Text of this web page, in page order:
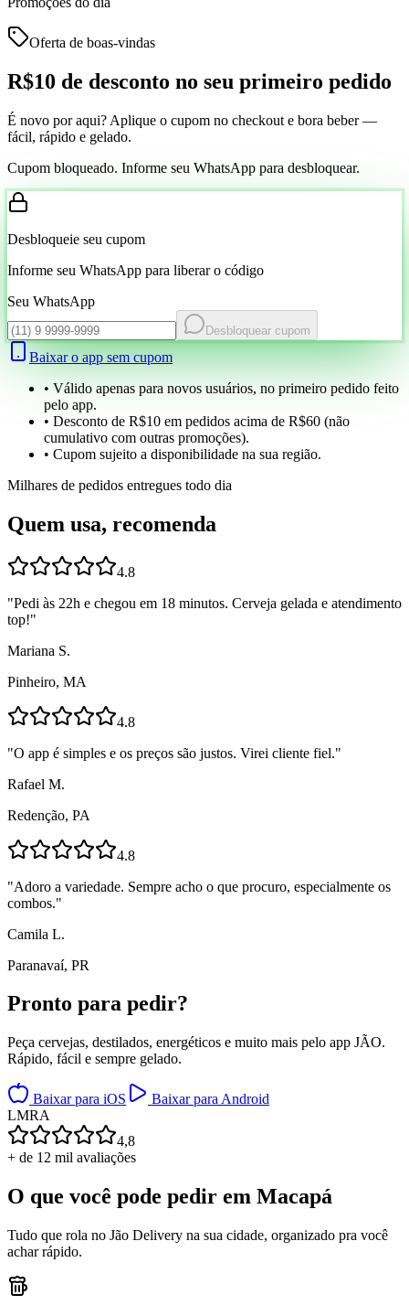
Oferta de boas-vindas
R$10 de desconto no seu primeiro pedido
É novo por aqui? Aplique o cupom no checkout e bora beber —
fácil, rápido e gelado.
Cupom bloqueado. Informe seu WhatsApp para desbloquear.
Desbloqueie seu cupom
Informe seu WhatsApp para liberar o código
Seu WhatsApp
Desbloquear cupom
Baixar o app sem cupom
• Válido apenas para novos usuários, no primeiro pedido feito
pelo app.
• Desconto de R$10 em pedidos acima de R$60 (não
cumulativo com outras promoções).
• Cupom sujeito a disponibilidade na sua região.
Milhares de pedidos entregues todo dia
Quem usa, recomenda
4.8
"Pedi às 22h e chegou em 18 minutos. Cerveja gelada e atendimento
top!"
Mariana S.
Pinheiro, MA
4.8
"O app é simples e os preços são justos. Virei cliente fiel."
Rafael M.
Redenção, PA
4.8
"Adoro a variedade. Sempre acho o que procuro, especialmente os
combos."
Camila L.
Paranavaí, PR
Pronto para pedir?
Peça cervejas, destilados, energéticos e muito mais pelo app JÃO.
Rápido, fácil e sempre gelado.
Baixar para iOS
Baixar para Android
LMRA
4,8
+ de 12 mil avaliações
O que você pode pedir em Macapá
Tudo que rola no Jão Delivery na sua cidade, organizado pra você
achar rápido.